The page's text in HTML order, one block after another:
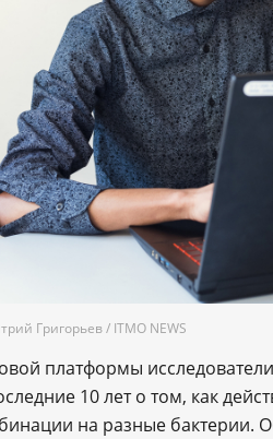
Григорьев / ITMO NEWS
платформы
10 лет о том, как
на разные бактерии.